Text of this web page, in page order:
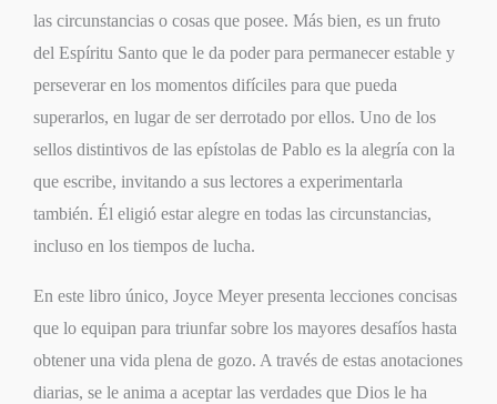
las circunstancias o cosas que posee. Más bien, es un fruto
del Espíritu Santo que le da poder para permanecer estable y
perseverar en los momentos difíciles para que pueda
superarlos, en lugar de ser derrotado por ellos. Uno de los
sellos distintivos de las epístolas de Pablo es la alegría con la
que escribe, invitando a sus lectores a experimentarla
también. Él eligió estar alegre en todas las circunstancias,
incluso en los tiempos de lucha.
En este libro único, Joyce Meyer presenta lecciones concisas
que lo equipan para triunfar sobre los mayores desafíos hasta
obtener una vida plena de gozo. A través de estas anotaciones
diarias, se le anima a aceptar las verdades que Dios le ha